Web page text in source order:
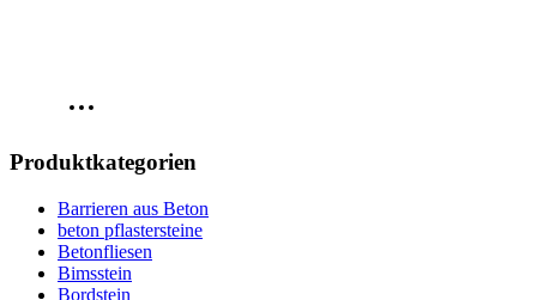
Produktkategorien
Barrieren aus Beton
beton pflastersteine
Betonfliesen
Bimsstein
Bordstein